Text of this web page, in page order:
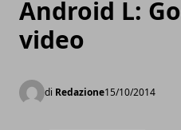
Android L:
video
di Redazione15/10/2014